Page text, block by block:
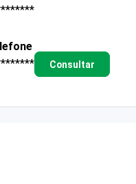
Consultar